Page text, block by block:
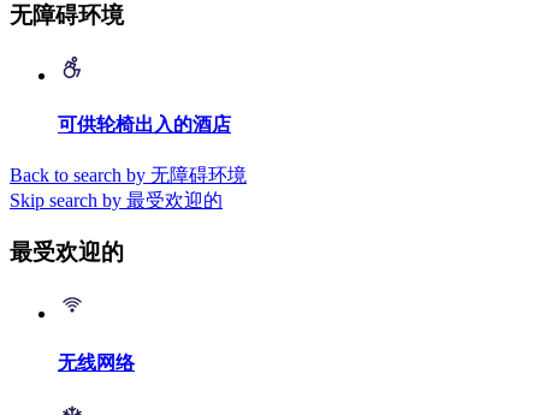
无障碍环境
可供轮椅出入的酒店
Back to search by 无障碍环境
Skip search by 最受欢迎的
最受欢迎的
无线网络